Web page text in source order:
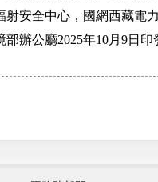
射安全中心，國網西藏電
辦公廳2025年10月9日印